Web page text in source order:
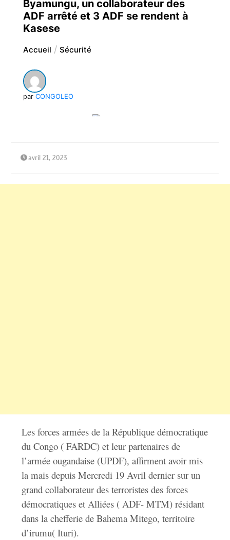
Byamungu, un collaborateur des
ADF arrêté et 3 ADF se rendent à
Kasese
Accueil Sécurité
par CONGOLEO
avril 21, 2023
Les forces armées de la République démocratique
du Congo ( FARDC) et leur partenaires de
l’armée ougandaise (UPDF), affirment avoir mis
la mais depuis Mercredi 19 Avril dernier sur un
grand collaborateur des terroristes des forces
démocratiques et Alliées ( ADF- MTM) résidant
dans la chefferie de Bahema Mitego, territoire
d’irumu( Ituri).